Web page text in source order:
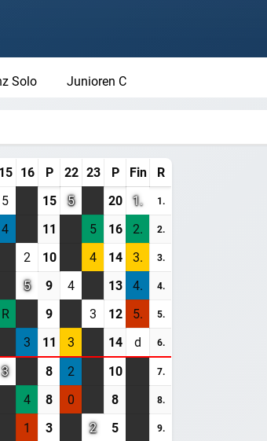
Solo Junioren C
15 16 P 22 23 P Fin
R
5 15 5 20 1. 1.
4 11 5 16 2. 2.
2 10 4 14 3. 3.
5 9 4 13 4. 4.
R 9 3 12 5. 5.
3 11 3 14 d 6.
3 8 2 10 7.
4 8 0 8 8.
1 3 2 5 9.
LID VAN BAANSPORTFANSITE!
op de hoogte van alle baansport evenementen
Maak een gratis account aan
Word Supporter, zonder advertenties & tracking
Steun de site
gratis
Misschien later